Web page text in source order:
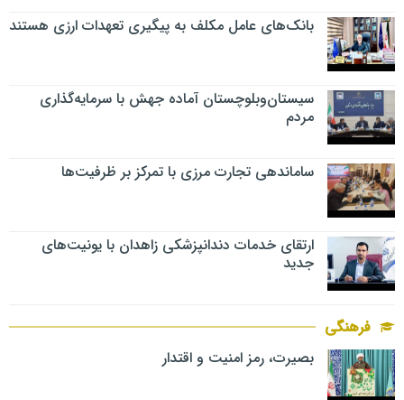
بانک‌های عامل مکلف به پیگیری تعهدات ارزی هستند
سیستان‌وبلوچستان آماده جهش با سرمایه‌گذاری
مردم
ساماندهی تجارت مرزی با تمرکز بر ظرفیت‌ها
ارتقای خدمات دندانپزشکی زاهدان با یونیت‌های
جدید
فرهنگی
بصیرت، رمز امنیت و اقتدار